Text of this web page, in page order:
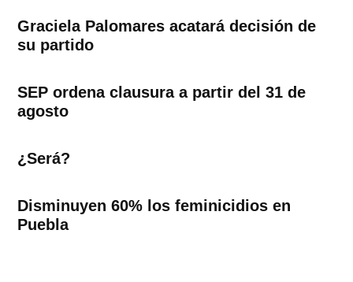
Graciela Palomares acatará decisión de
su partido
SEP ordena clausura a partir del 31 de
agosto
¿Será?
Disminuyen 60% los feminicidios en
Puebla